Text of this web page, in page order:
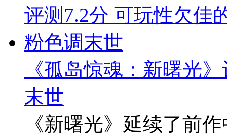
《孤岛惊魂：新曙光
末世
《新曙光》延续了前